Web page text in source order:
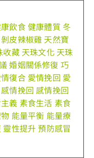
飲食健康體質 冬
剝皮辣椒雞 天然寶
收藏 天珠文化 天珠
婚姻關係修復 巧
復合 愛情挽回 愛
感情挽回 感情挽回
義 素食生活 素食
能量平衡 能量療
靈性提升預防感冒